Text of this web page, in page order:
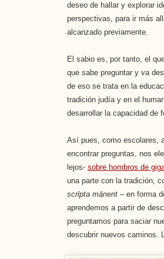
deseo de hallar y explorar
perspectivas, para ir más
alcanzado previamente.
El sabio es, por tanto, el
que sabe preguntar y va
de eso se trata en la
tradición judía y en el
desarrollar la capacidad de
Así pues, como escolares,
encontrar preguntas, nos
lejos- sobre hombros de
una parte con la tradición,
scrīpta mānent– en forma
aprendemos a partir de
preguntamos para saciar
descubrir nuevos caminos.